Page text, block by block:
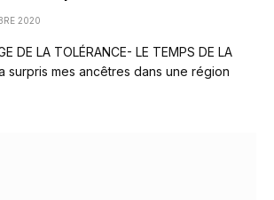
2020
DE LA TOLÉRANCE- LE TEMPS DE LA
a surpris mes ancêtres dans une région